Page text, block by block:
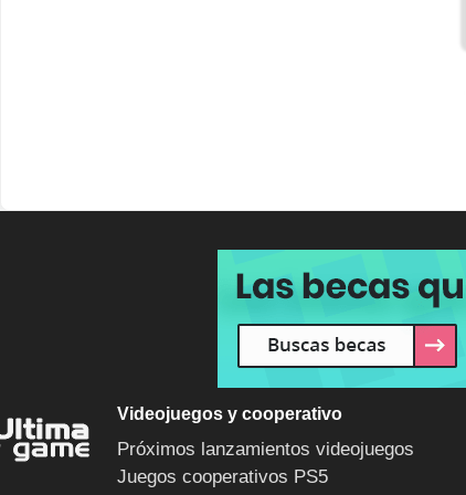
Videojuegos y cooperativo
Próximos lanzamientos videojuegos
Juegos cooperativos PS5